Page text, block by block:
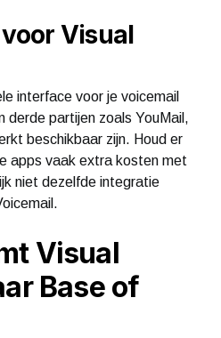
Visual
interface voor je voicemail
derde partijen zoals YouMail,
beschikbaar zijn. Houd er
apps vaak extra kosten met
niet dezelfde integratie
Visual
Base of